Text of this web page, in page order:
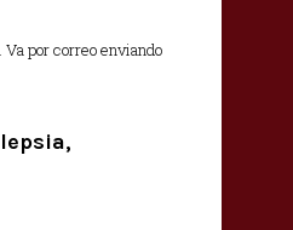
Va por correo enviando